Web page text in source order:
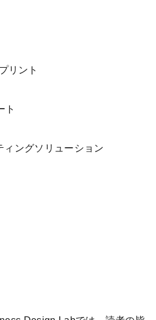
リント
ト
ングソリューション